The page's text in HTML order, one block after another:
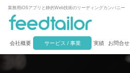
業務用iOSアプリと静的Web技術のリーディングカンパニー
お問合せ
実績
サービス / 事業
会社概要